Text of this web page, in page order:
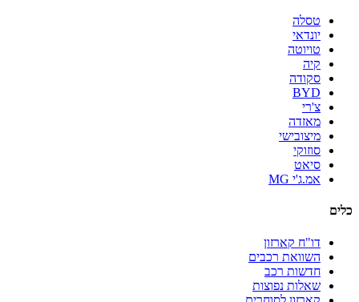
טסלה
יונדאי
טויוטה
קיה
סקודה
BYD
צ'רי
מאזדה
מיצובישי
סוזוקי
סיאט
אמ.ג'י MG
כלים
דו"ח קארזון
השוואת רכבים
חדשות רכב
שאלות נפוצות